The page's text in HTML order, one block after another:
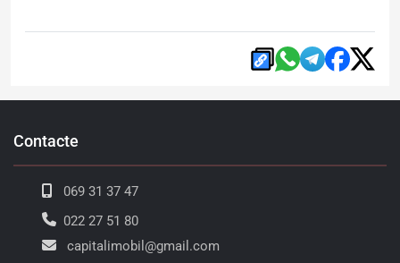
Contacte
069 31 37 47
022 27 51 80
capitalimobil@gmail.com